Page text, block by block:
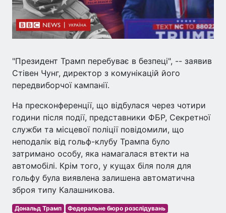
"Президент Трамп перебуває в безпеці", -- заявив
Стівен Чунг, директор з комунікацій його
передвиборчої кампанії.
На пресконференції, що відбулася через чотири
години після події, представники ФБР, Секретної
служби та місцевої поліції повідомили, що
неподалік від гольф-клубу Трампа було
затримано особу, яка намагалася втекти на
автомобілі. Крім того, у кущах біля поля для
гольфу була виявлена залишена автоматична
зброя типу Калашникова.
Дональд Трамп
Федеральне бюро розслідувань